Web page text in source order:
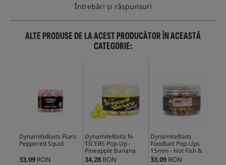
Întrebări și răspunsuri
ALTE PRODUSE DE LA ACEST PRODUCĂTOR ÎN ACEASTĂ
CATEGORIE:
DynamiteBaits Fluro
Peppered Squid
33,09 RON
DynamiteBaits N-
TICERS Pop-Up -
Pineapple Banana
34,28 RON
DynamiteBaits
Foodbait Pop-Ups
15mm - Hot Fish &
GLM
33,09 RON